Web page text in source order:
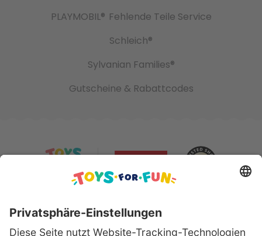
PLAYMOBIL® Fehlende Teile Service
Schleich®
Sylvanian Families®
Gutscheine & Rabattcodes
Sicher bezahlen mit: